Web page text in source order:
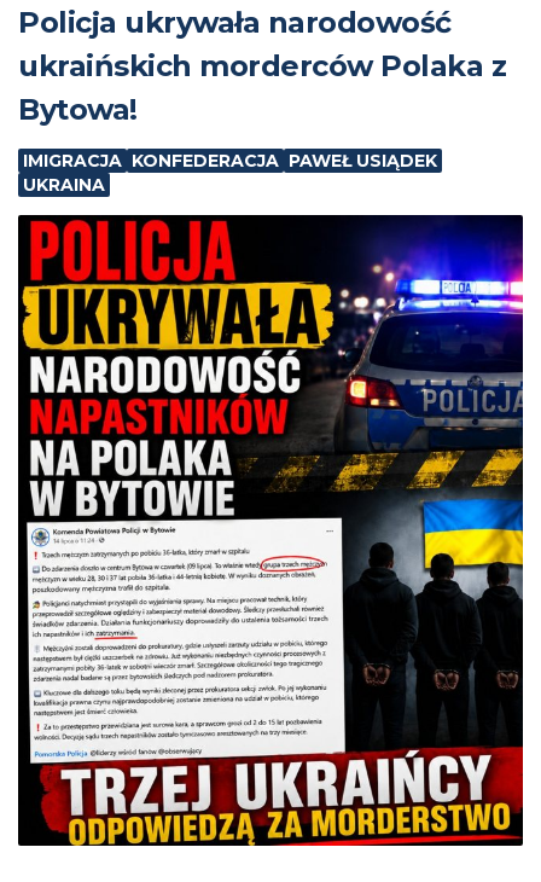
Policja ukrywała narodowość
ukraińskich morderców Polaka z
Bytowa!
IMIGRACJA KONFEDERACJA PAWEŁ USIĄDEK
UKRAINA